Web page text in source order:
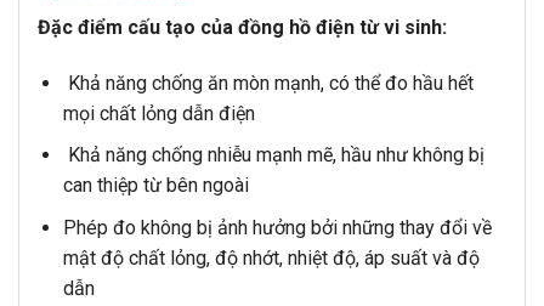
Đặc điểm cấu tạo của đồng hồ điện từ vi sinh:
Khả năng chống ăn mòn mạnh, có thể đo hầu hết
mọi chất lỏng dẫn điện
Khả năng chống nhiễu mạnh mẽ, hầu như không bị
can thiệp từ bên ngoài
Phép đo không bị ảnh hưởng bởi những thay đổi về
mật độ chất lỏng, độ nhớt, nhiệt độ, áp suất và độ
dẫn